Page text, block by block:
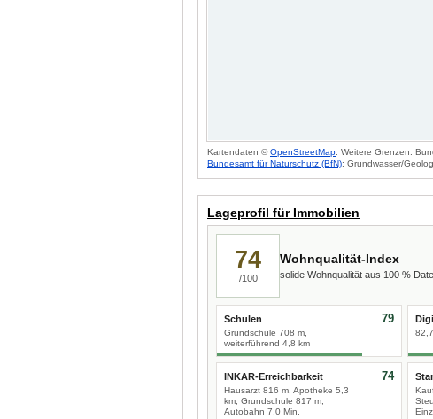
Kartendaten ©OpenStreetMap . Weitere Grenzen:
Bundesamt für Naturschutz (BfN); Grundwasser/
Lageprofil für Immobilien
74
/100
Wohnqualität-Index
solide Wohnqualität aus 100 %
Schulen
Grundschule 708 m,
weiterführend 4,8 km
79
INKAR-Erreichbarkeit
Hausarzt 816 m, Apotheke 5,3
km, Grundschule 817 m,
Autobahn 7,0 Min.
74